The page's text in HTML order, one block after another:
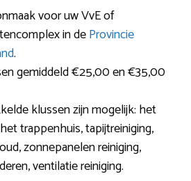
voor uw VvE of
in deProvincie
.
gemiddeld €25,00 en €35,00
klussen zijn mogelijk: het
trappenhuis, tapijtreiniging,
zonnepanelen reiniging,
ventilatie reiniging.